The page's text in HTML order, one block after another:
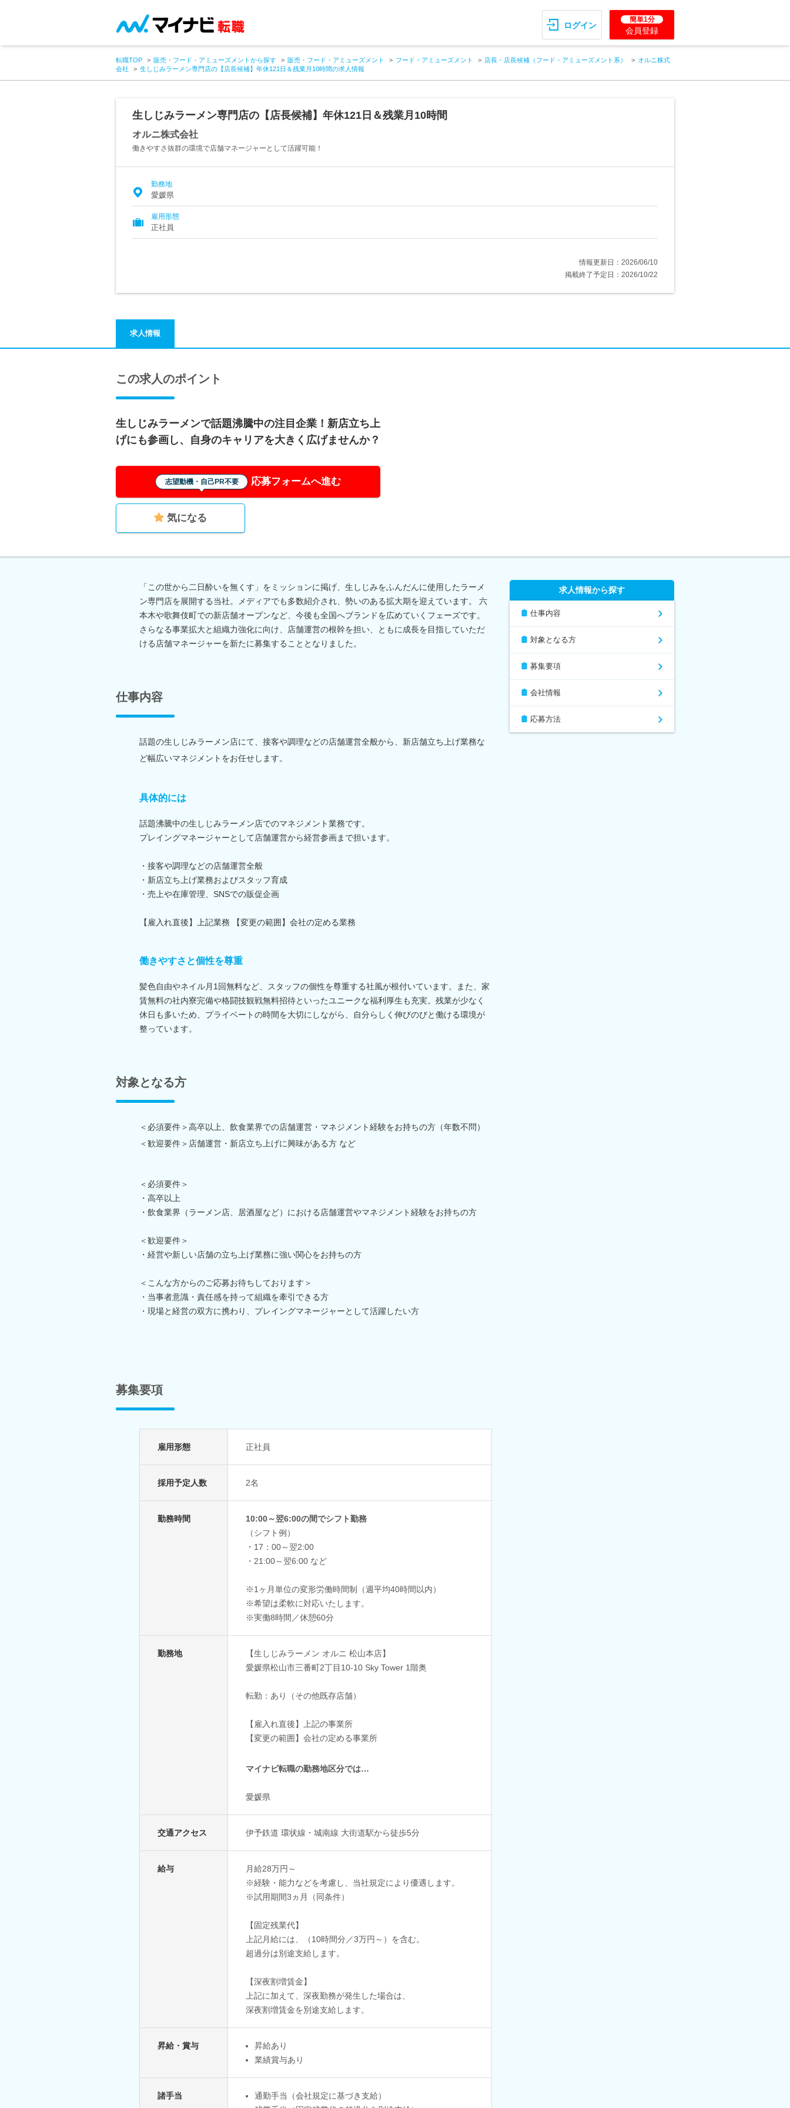
ログイン
簡単1分
会員登録
転職TOP 販売・フード・アミューズメントから探す 販売・フード・アミューズメント フード・アミューズメント 店長・店長候補（フード・アミューズメント系）
オルニ株式
会社
生しじみラーメン専門店の【店長候補】年休121日＆残業月10時間の求人情報
生しじみラーメン専門店の【店長候補】年休121日＆残業月10時間
オルニ株式会社
働きやすさ抜群の環境で店舗マネージャーとして活躍可能！
勤務地
愛媛県
雇用形態
正社員
情報更新日：2026/06/10
掲載終了予定日：2026/10/22
求人情報
この求人のポイント
生しじみラーメンで話題沸騰中の注目企業！新店立ち上
げにも参画し、自身のキャリアを大きく広げませんか？
志望動機・自己PR不要 応募フォームへ進む
気になる
「この世から二日酔いを無くす」をミッションに掲げ、生しじみをふんだんに使用したラーメ
ン専門店を展開する当社。メディアでも多数紹介され、勢いのある拡大期を迎えています。 六
本木や歌舞伎町での新店舗オープンなど、今後も全国へブランドを広めていくフェーズです。
さらなる事業拡大と組織力強化に向け、店舗運営の根幹を担い、ともに成長を目指していただ
ける店舗マネージャーを新たに募集することとなりました。
仕事内容
話題の生しじみラーメン店にて、接客や調理などの店舗運営全般から、新店舗立ち上げ業務な
ど幅広いマネジメントをお任せします。
具体的には
話題沸騰中の生しじみラーメン店でのマネジメント業務です。
プレイングマネージャーとして店舗運営から経営参画まで担います。
・接客や調理などの店舗運営全般
・新店立ち上げ業務およびスタッフ育成
・売上や在庫管理、SNSでの販促企画
【雇入れ直後】上記業務 【変更の範囲】会社の定める業務
働きやすさと個性を尊重
髪色自由やネイル月1回無料など、スタッフの個性を尊重する社風が根付いています。また、家
賃無料の社内寮完備や格闘技観戦無料招待といったユニークな福利厚生も充実。残業が少なく
休日も多いため、プライベートの時間を大切にしながら、自分らしく伸びのびと働ける環境が
整っています。
対象となる方
＜必須要件＞高卒以上、飲食業界での店舗運営・マネジメント経験をお持ちの方（年数不問）
＜歓迎要件＞店舗運営・新店立ち上げに興味がある方 など
＜必須要件＞
・高卒以上
・飲食業界（ラーメン店、居酒屋など）における店舗運営やマネジメント経験をお持ちの方
＜歓迎要件＞
・経営や新しい店舗の立ち上げ業務に強い関心をお持ちの方
＜こんな方からのご応募お待ちしております＞
・当事者意識・責任感を持って組織を牽引できる方
・現場と経営の双方に携わり、プレイングマネージャーとして活躍したい方
募集要項
雇用形態 正社員
採用予定人数 2名
勤務時間
10:00～翌6:00の間でシフト勤務
（シフト例）
・17：00～翌2:00
・21:00～翌6:00 など
※1ヶ月単位の変形労働時間制（週平均40時間以内）
※希望は柔軟に対応いたします。
※実働8時間／休憩60分
勤務地
【生しじみラーメン オルニ 松山本店】
愛媛県松山市三番町2丁目10-10 Sky Tower 1階奥
転勤：あり（その他既存店舗）
【雇入れ直後】上記の事業所
【変更の範囲】会社の定める事業所
マイナビ転職の勤務地区分では…
愛媛県
交通アクセス 伊予鉄道 環状線・城南線 大街道駅から徒歩5分
給与
月給28万円～
※経験・能力などを考慮し、当社規定により優遇します。
※試用期間3ヵ月（同条件）
【固定残業代】
上記月給には、（10時間分／3万円～）を含む。
超過分は別途支給します。
【深夜割増賃金】
上記に加えて、深夜勤務が発生した場合は、
深夜割増賃金を別途支給します。
昇給・賞与
昇給あり
業績賞与あり
諸手当
通勤手当（会社規定に基づき支給）
求人情報から探す
仕事内容
対象となる方
募集要項
会社情報
応募方法